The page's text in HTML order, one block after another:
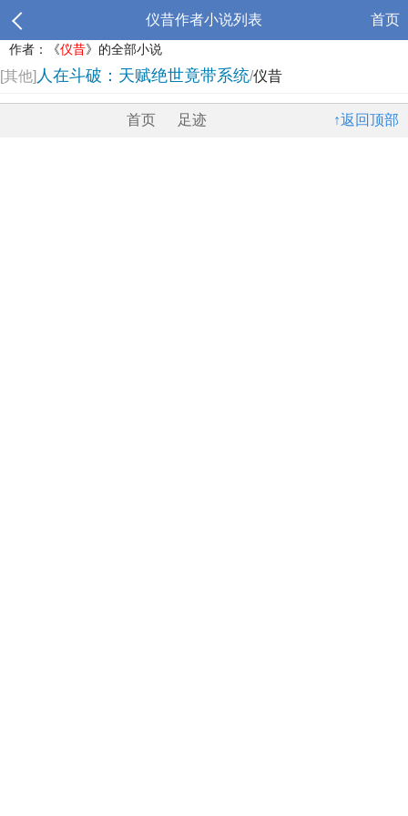
仪昔作者小说列表 首页
作者：《仪昔》的全部小说
[其他] 人在斗破：天赋绝世竟带系统/仪昔
↑返回顶部
首页 足迹